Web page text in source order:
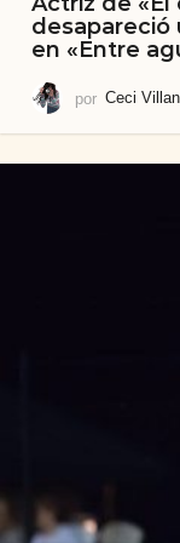
desapareció
en «Entre
por Ceci